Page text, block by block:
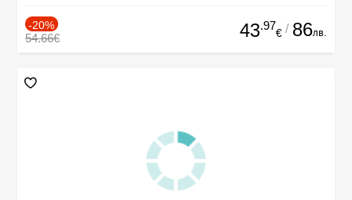
-20%
54.66€ 43.97
€ / 86лв.